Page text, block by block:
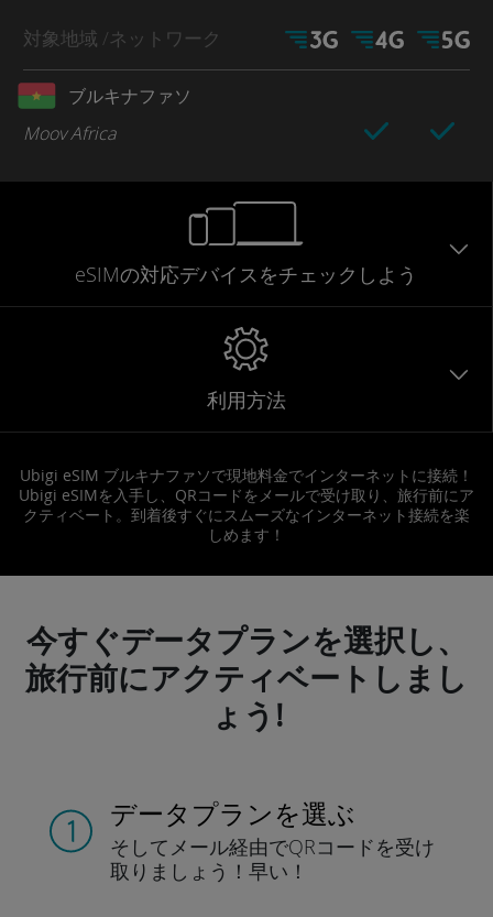
対象地域 /ネットワーク
ブルキナファソ
Moov Africa
eSIMの対応デバイスをチェックしよう
利用方法
Ubigi eSIM ブルキナファソで現地料金でインターネットに接続！
Ubigi eSIMを入手し、QRコードをメールで受け取り、旅行前にア
クティベート。到着後すぐにスムーズなインターネット接続を楽
しめます！
今すぐデータプランを選択し、
旅行前にアクティベートしまし
ょう!
データプランを選ぶ
そしてメール経由でQRコードを受け
取りましょう！早い！